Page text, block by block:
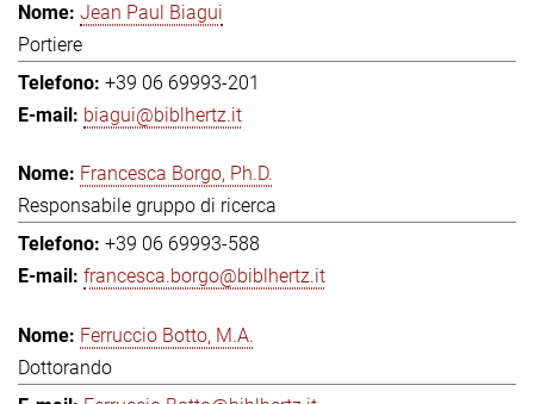
Jean Paul Biagui
Portiere
+39 06 69993-201
biagui@biblhertz.it
Francesca Borgo, Ph.D.
Responsabile gruppo di ricerca
+39 06 69993-588
francesca.borgo@biblhertz.it
Ferruccio Botto, M.A.
Dottorando